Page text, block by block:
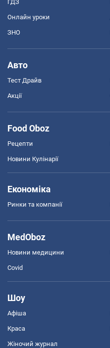
ГДЗ
Онлайн уроки
ЗНО
Авто
Тест Драйв
Акції
Food Oboz
Рецепти
Новини Кулінарії
Економіка
Ринки та компанії
MedOboz
Новини медицини
Covid
Шоу
Афіша
Краса
Жіночий журнал